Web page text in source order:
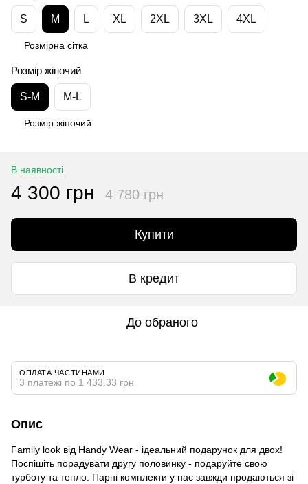
S M L XL 2XL 3XL 4XL
Розмірна сітка
Розмір жіночий
S-M M-L
Розмір жіночий
В наявності
4 300 грн 4 780 грн
Купити
В кредит
До обраного
ОПЛАТА ЧАСТИНАМИ
3 платежі по 1 433.33 грн
Опис
Family look від Handy Wear - ідеальний подарунок для двох!
Поспішіть порадувати другу половинку - подаруйте свою
турботу та тепло. Парні комплекти у нас завжди продаються зі